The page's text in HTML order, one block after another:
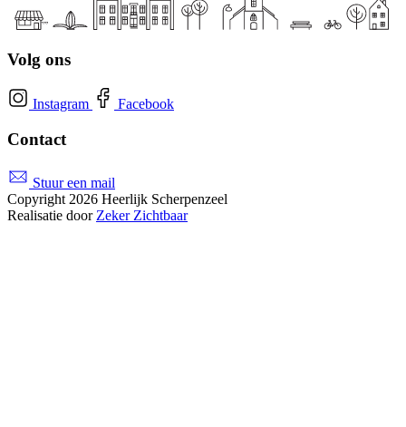
Volg ons
Instagram Facebook
Contact
Stuur een mail
Copyright 2026 Heerlijk Scherpenzeel
Realisatie doorZeker Zichtbaar